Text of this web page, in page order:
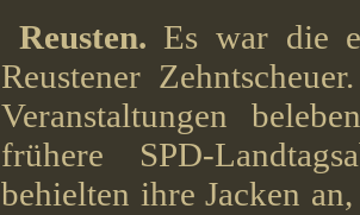
Reusten. Es war die
Reustener
Veranstaltungen
frühere SPD-
behielten ihre Jacken